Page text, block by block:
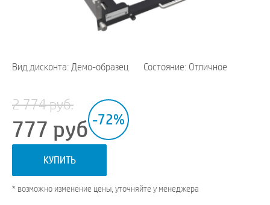
Вид дисконта: Демо-образец Состояние: Отличное
2 774 руб.
777 руб -72%
КУПИТЬ
* возможно изменение цены, уточняйте у менеджера